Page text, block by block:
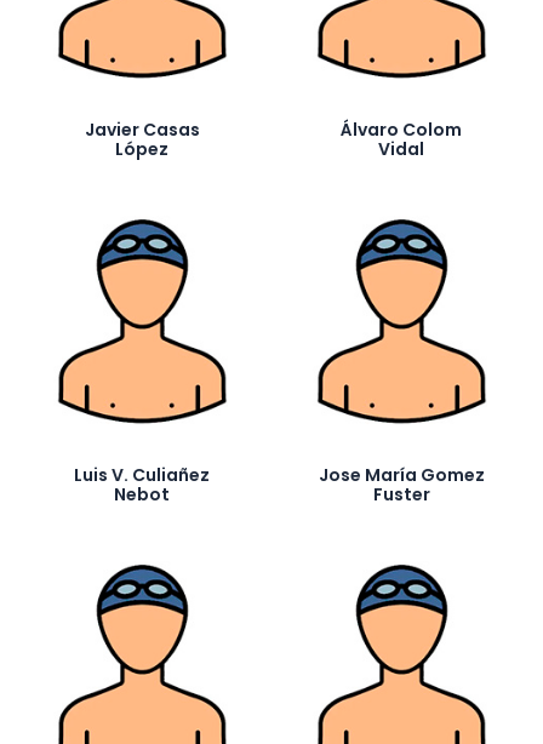
Javier Casas
López
Álvaro Colom
Vidal
Luis V. Culiañez
Nebot
Jose María Gomez
Fuster